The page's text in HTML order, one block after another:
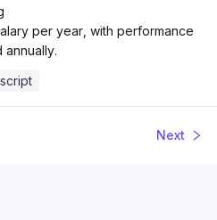
per year, with performance
Next